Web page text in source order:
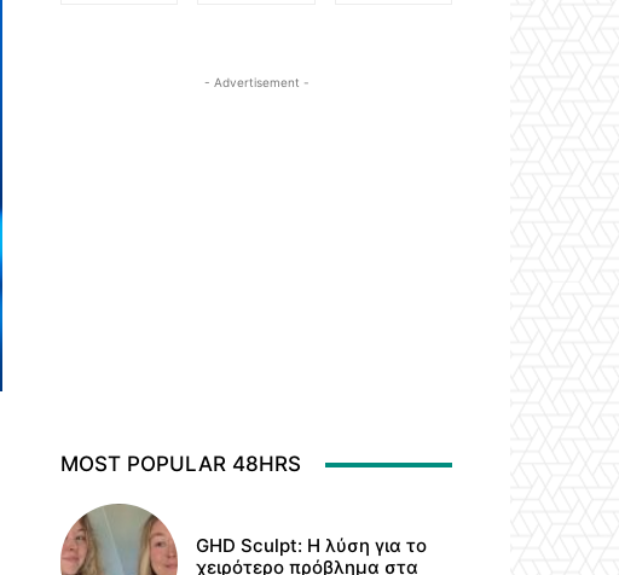
- Advertisement -
MOST POPULAR 48HRS
GHD Sculpt: Η λύση για το
χειρότερο πρόβλημα στα